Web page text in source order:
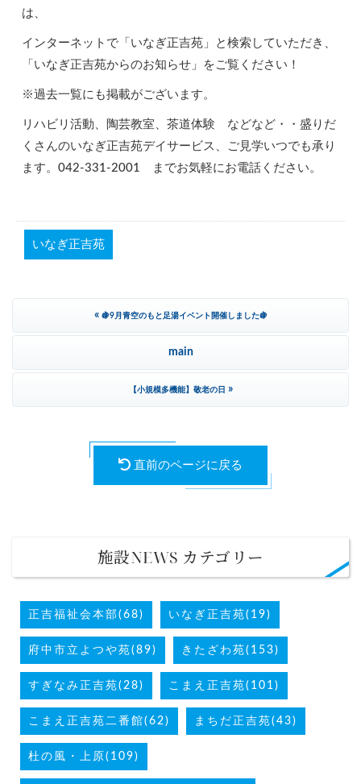
は、
インターネットで「いなぎ正吉苑」と検索していただき、
「いなぎ正吉苑からのお知らせ」をご覧ください！
※過去一覧にも掲載がございます。
リハビリ活動、陶芸教室、茶道体験 などなど・・盛りだ
くさんのいなぎ正吉苑デイサービス、ご見学いつでも承り
ます。 042-331-2001 までお気軽にお電話ください。
いなぎ正吉苑
« 🍇9月青空のもと足湯イベント開催しました🍇
main
【小規模多機能】敬老の日 »
直前のページに戻る
施設NEWS カテゴリー
正吉福祉会本部(68) いなぎ正吉苑(19)
府中市立よつや苑(89) きたざわ苑(153)
すぎなみ正吉苑(28) こまえ正吉苑(101)
こまえ正吉苑二番館(62) まちだ正吉苑(43)
杜の風・上原(109)